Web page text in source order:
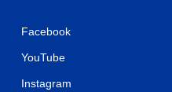
Facebook
YouTube
Instagram